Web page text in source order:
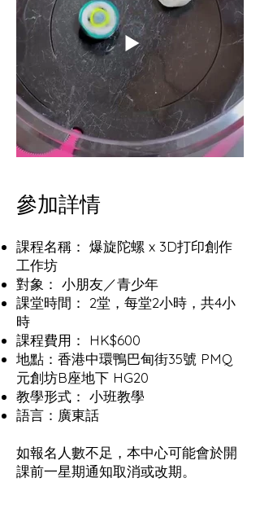
參加詳情
課程名稱： 爆旋陀螺 x 3D打印創作
工作坊
對象： 小朋友／青少年
課堂時間： 2堂，每堂2小時，共4小
時
課程費用： HK$600
地點：香港中環鴨巴甸街35號 PMQ
元創坊B座地下 HG20
教學形式： 小班教學
語言：廣東話
如報名人數不足，本中心可能會於開
課前一星期通知取消或改期。